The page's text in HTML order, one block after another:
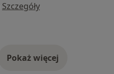
Szczegóły
Pokaż więcej
o adresie